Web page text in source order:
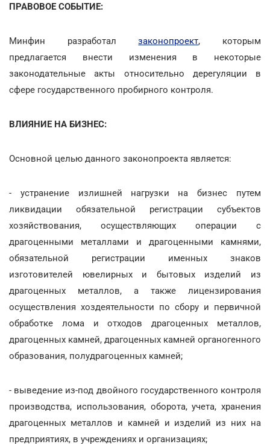
ПРАВОВОЕ СОБЫТИЕ:
Минфин разработалзаконопроект, которым
предлагается внести изменения в некоторые
законодательные акты относительно дерегуляции в
сфере государственного пробирного контроля.
ВЛИЯНИЕ НА БИЗНЕС:
Основной целью данного законопроекта является:
- устранение излишней нагрузки на бизнес путем
ликвидации обязательной регистрации субъектов
хозяйствования, осуществляющих операции с
драгоценными металлами и драгоценными камнями,
обязательной регистрации именных знаков
изготовителей ювелирных и бытовых изделий из
драгоценных металлов, а также лицензирования
осуществления хоздеятельности по сбору и первичной
обработке лома и отходов драгоценных металлов,
драгоценных камней, драгоценных камней органогенного
образования, полудрагоценных камней;
- выведение из-под двойного государственного контроля
производства, использования, оборота, учета, хранения
драгоценных металлов и камней и изделий из них на
предприятиях, в учреждениях и организациях;